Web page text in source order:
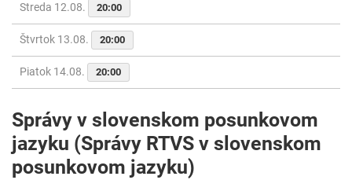
Streda 12.08. 20:00
Štvrtok 13.08. 20:00
Piatok 14.08. 20:00
Správy v slovenskom posunkovom
jazyku (Správy RTVS v slovenskom
posunkovom jazyku)